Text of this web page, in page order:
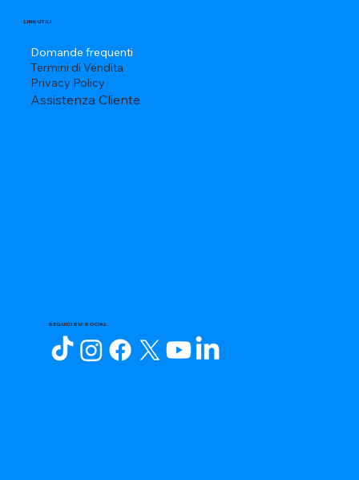
LINK UTILI
Domande frequenti
Termini di Vendita
Privacy Policy
Assistenza Cliente
SEGUICI SUI SOCIAL